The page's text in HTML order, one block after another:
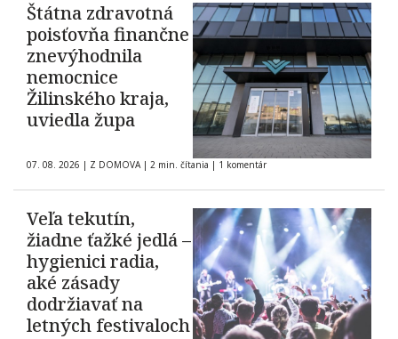
Štátna zdravotná
poisťovňa finančne
znevýhodnila
nemocnice
Žilinského kraja,
uviedla župa
07. 08. 2026 | Z DOMOVA | 2 min. čítania | 1 komentár
Veľa tekutín,
žiadne ťažké jedlá –
hygienici radia,
aké zásady
dodržiavať na
letných festivaloch